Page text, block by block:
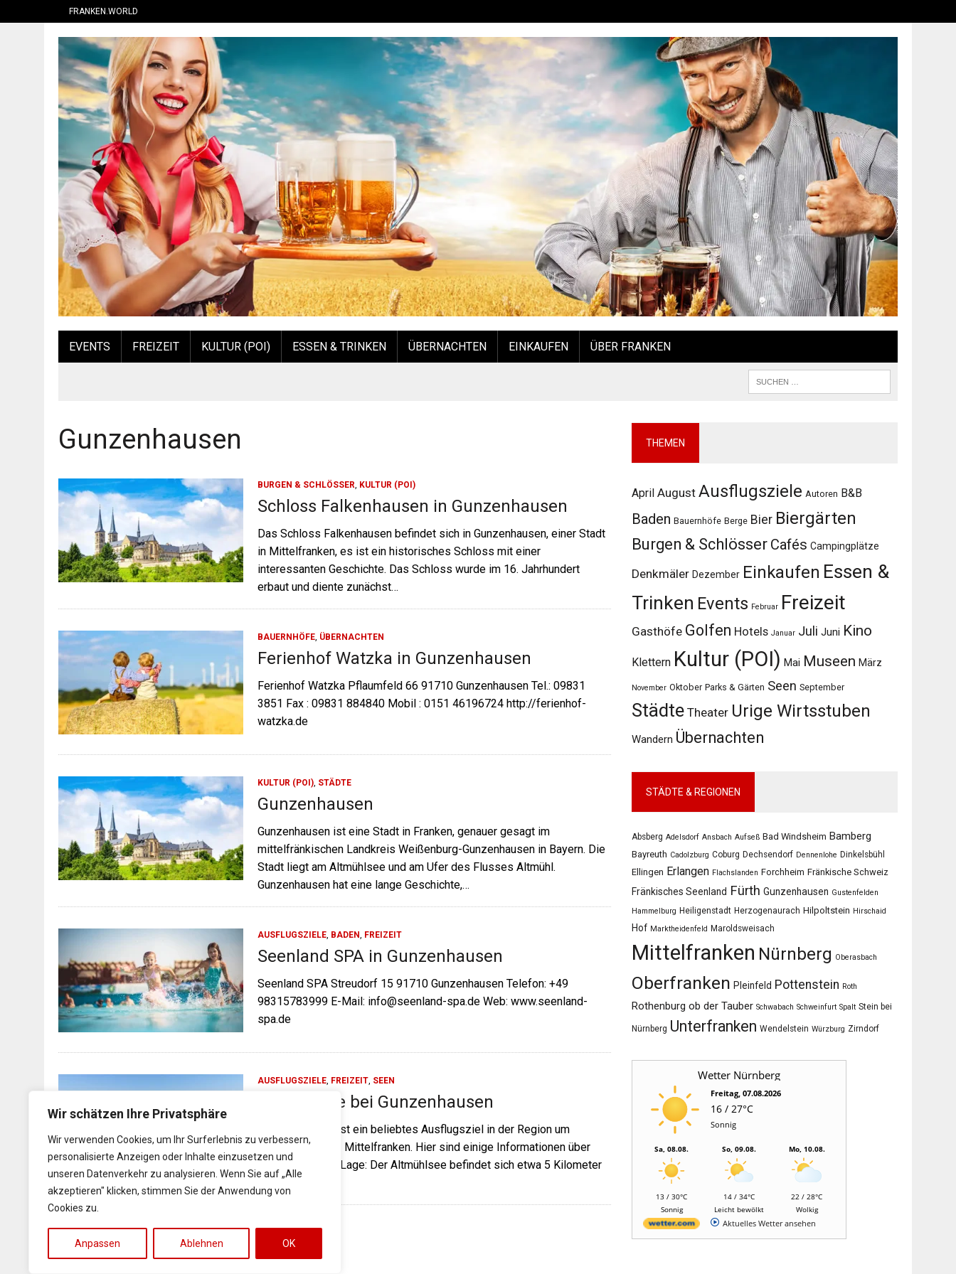
Wir schätzen Ihre Privatsphäre
Wir verwenden Cookies, um Ihr Surferlebnis zu verbessern,
personalisierte Anzeigen oder Inhalte einzusetzen und
unseren Datenverkehr zu analysieren. Wenn Sie auf „Alle
akzeptieren" klicken, stimmen Sie der Anwendung von
Cookies zu.
Anpassen Ablehnen OK
FRANKEN.WORLD
EVENTS FREIZEIT KULTUR (POI) ESSEN & TRINKEN ÜBERNACHTEN EINKAUFEN ÜBER FRANKEN
Gunzenhausen
BURGEN & SCHLÖSSER, KULTUR (POI)
Schloss Falkenhausen in Gunzenhausen
Das Schloss Falkenhausen befindet sich in Gunzenhausen, einer Stadt
in Mittelfranken, es ist ein historisches Schloss mit einer
interessanten Geschichte. Das Schloss wurde im 16. Jahrhundert
erbaut und diente zunächst…
BAUERNHÖFE, ÜBERNACHTEN
Ferienhof Watzka in Gunzenhausen
Ferienhof Watzka Pflaumfeld 66 91710 Gunzenhausen Tel.: 09831
3851 Fax : 09831 884840 Mobil : 0151 46196724 http://ferienhof-
watzka.de
KULTUR (POI), STÄDTE
Gunzenhausen
Gunzenhausen ist eine Stadt in Franken, genauer gesagt im
mittelfränkischen Landkreis Weißenburg-Gunzenhausen in Bayern. Die
Stadt liegt am Altmühlsee und am Ufer des Flusses Altmühl.
Gunzenhausen hat eine lange Geschichte,…
AUSFLUGSZIELE, BADEN, FREIZEIT
Seenland SPA in Gunzenhausen
Seenland SPA Streudorf 15 91710 Gunzenhausen Telefon: +49
98315783999 E-Mail: info@seenland-spa.de Web: www.seenland-
spa.de
AUSFLUGSZIELE, FREIZEIT, SEEN
Altmühlsee bei Gunzenhausen
Der Altmühlsee ist ein beliebtes Ausflugsziel in der Region um
Gunzenhausen in Mittelfranken. Hier sind einige Informationen über
den Altmühlsee: Lage: Der Altmühlsee befindet sich etwa 5 Kilometer
südöstlich von…
THEMEN
April August Ausflugsziele Autoren B&B
Baden Bauernhöfe Berge Bier Biergärten
Burgen & Schlösser Cafés Campingplätze
Denkmäler Dezember Einkaufen Essen &
Trinken Events Februar Freizeit
Gasthöfe Golfen Hotels Januar Juli Juni Kino
Klettern Kultur (POI) Mai Museen März
November Oktober Parks & Gärten Seen September
Städte Theater Urige Wirtsstuben
Wandern Übernachten
STÄDTE & REGIONEN
Absberg Adelsdorf Ansbach Aufseß Bad Windsheim Bamberg
Bayreuth Cadolzburg Coburg Dechsendorf Dennenlohe Dinkelsbühl
Ellingen Erlangen Flachslanden Forchheim Fränkische Schweiz
Fränkisches Seenland Fürth Gunzenhausen Gustenfelden
Hammelburg Heiligenstadt Herzogenaurach Hilpoltstein Hirschaid
Hof Marktheidenfeld Maroldsweisach
Mittelfranken Nürnberg Oberasbach
Oberfranken Pleinfeld Pottenstein Roth
Rothenburg ob der Tauber Schwabach Schweinfurt Spalt Stein bei
Nürnberg Unterfranken Wendelstein Würzburg Zirndorf
Wetter Nürnberg
Freitag, 07.08.2026
16 / 27°C
Sonnig
Sa, 08.08.
13 / 30°C
Sonnig
So, 09.08.
14 / 34°C
Leicht bewölkt
Mo, 10.08.
22 / 28°C
Wolkig
Aktuelles Wetter ansehen